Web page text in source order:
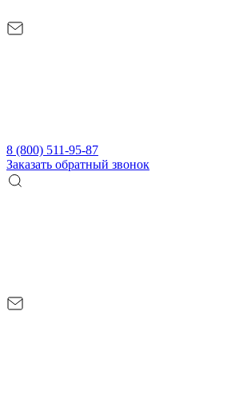
8 (800) 511-95-87
Заказать обратный звонок